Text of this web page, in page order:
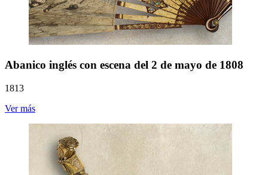
Abanico inglés con escena del 2 de mayo de 1808
1813
Ver más